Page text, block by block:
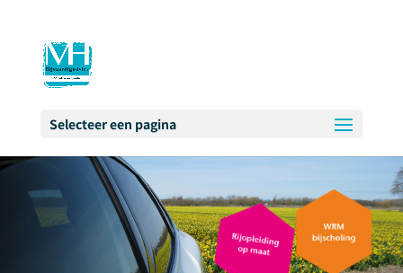
Selecteer een pagina